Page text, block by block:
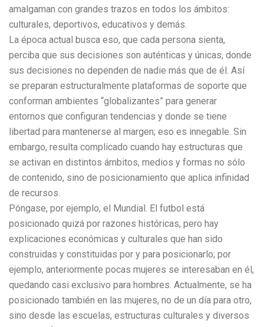
amalgaman con grandes trazos en todos los ámbitos:
culturales, deportivos, educativos y demás.
La época actual busca eso, que cada persona sienta,
perciba que sus decisiones son auténticas y únicas, donde
sus decisiones no dependen de nadie más que de él. Así
se preparan estructuralmente plataformas de soporte que
conforman ambientes “globalizantes” para generar
entornos que configuran tendencias y donde se tiene
libertad para mantenerse al margen; eso es innegable. Sin
embargo, resulta complicado cuando hay estructuras que
se activan en distintos ámbitos, medios y formas no sólo
de contenido, sino de posicionamiento que aplica infinidad
de recursos.
Póngase, por ejemplo, el Mundial. El futbol está
posicionado quizá por razones históricas, pero hay
explicaciones económicas y culturales que han sido
construidas y constituidas por y para posicionarlo; por
ejemplo, anteriormente pocas mujeres se interesaban en él,
quedando casi exclusivo para hombres. Actualmente, se ha
posicionado también en las mujeres, no de un día para otro,
sino desde las escuelas, estructuras culturales y diversos